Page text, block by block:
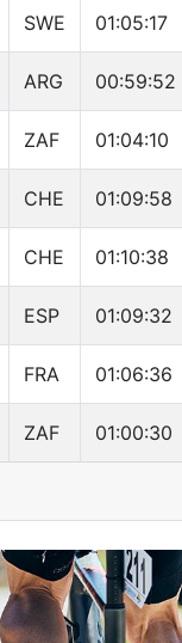
SWE 01:05:17
ARG 00:59:52
ZAF 01:04:10
CHE 01:09:58
CHE 01:10:38
ESP 01:09:32
FRA 01:06:36
ZAF 01:00:30